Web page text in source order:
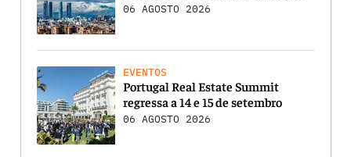
06 AGOSTO 2026
EVENTOS
Portugal Real Estate Summit
regressa a 14 e 15 de setembro
06 AGOSTO 2026